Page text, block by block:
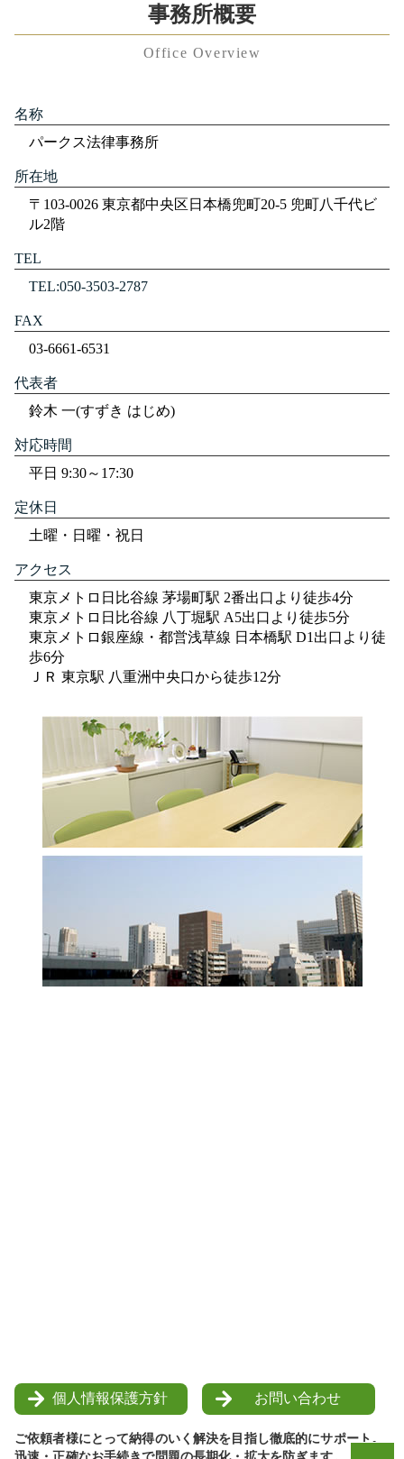
事務所概要
Office Overview
名称
パークス法律事務所
所在地
〒103-0026 東京都中央区日本橋兜町20-5 兜町八千代ビ
ル2階
TEL
TEL:050-3503-2787
FAX
03-6661-6531
代表者
鈴木 一(すずき はじめ)
対応時間
平日 9:30～17:30
定休日
土曜・日曜・祝日
アクセス
東京メトロ日比谷線 茅場町駅 2番出口より徒歩4分
東京メトロ日比谷線 八丁堀駅 A5出口より徒歩5分
東京メトロ銀座線・都営浅草線 日本橋駅 D1出口より徒
歩6分
ＪＲ 東京駅 八重洲中央口から徒歩12分
個人情報保護方針 お問い合わせ
ご依頼者様にとって納得のいく解決を目指し徹底的にサポート。
迅速・正確なお手続きで問題の長期化・拡大を防ぎます。